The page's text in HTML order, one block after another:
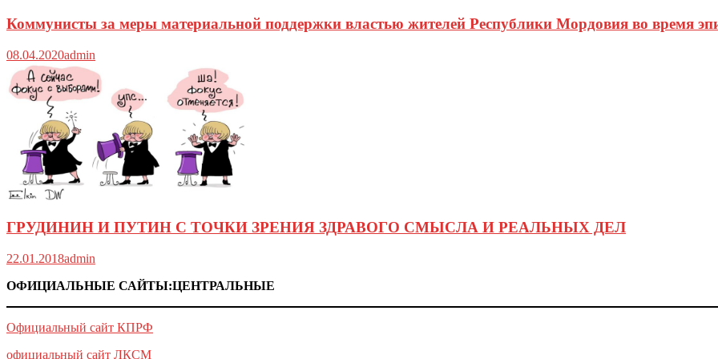
Коммунисты за меры материальной поддержки властью жителей Республики Мордовия во время
08.04.2020admin
ГРУДИНИН И ПУТИН С ТОЧКИ ЗРЕНИЯ ЗДРАВОГО СМЫСЛА И РЕАЛЬНЫХ ДЕЛ
22.01.2018admin
ОФИЦИАЛЬНЫЕ САЙТЫ:ЦЕНТРАЛЬНЫЕ
Официальный сайт КПРФ
официальный сайт ЛКСМ